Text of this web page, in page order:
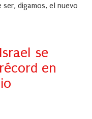
digamos, el nuevo
se
en